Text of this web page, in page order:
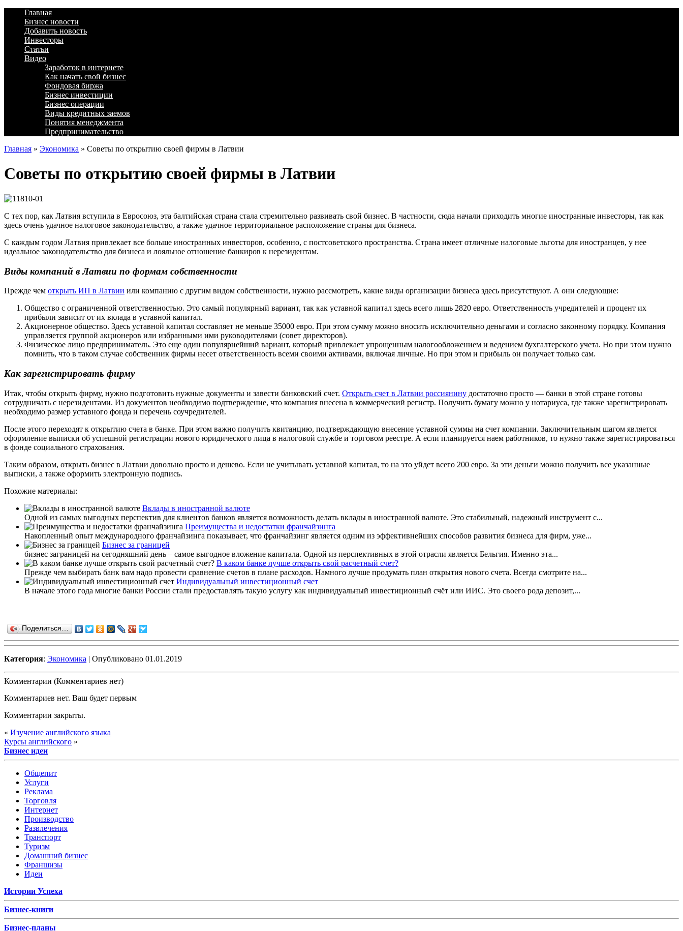
Главная
Бизнес новости
Добавить новость
Инвесторы
Статьи
Видео
Заработок в интернете
Как начать свой бизнес
Фондовая биржа
Бизнес инвестиции
Бизнес операции
Виды кредитных заемов
Понятия менеджмента
Предпринимательство
Главная » Экономика » Советы по открытию своей фирмы в Латвии
Советы по открытию своей фирмы в Латвии
С тех пор, как Латвия вступила в Евросоюз, эта балтийская страна стала стремительно развивать свой бизнес. В частности, сюда начали приходить многие иностранные инвесторы, так как
здесь очень удачное налоговое законодательство, а также удачное территориальное расположение страны для бизнеса.
С каждым годом Латвия привлекает все больше иностранных инвесторов, особенно, с постсоветского пространства. Страна имеет отличные налоговые льготы для иностранцев, у нее
идеальное законодательство для бизнеса и лояльное отношение банкиров к нерезидентам.
Виды компаний в Латвии по формам собственности
Прежде чем открыть ИП в Латвии или компанию с другим видом собственности, нужно рассмотреть, какие виды организации бизнеса здесь присутствуют. А они следующие:
Общество с ограниченной ответственностью. Это самый популярный вариант, так как уставной капитал здесь всего лишь 2820 евро. Ответственность учредителей и процент их
прибыли зависит от их вклада в уставной капитал.
Акционерное общество. Здесь уставной капитал составляет не меньше 35000 евро. При этом сумму можно вносить исключительно деньгами и согласно законному порядку. Компания
управляется группой акционеров или избранными ими руководителями (совет директоров).
Физическое лицо предприниматель. Это еще один популярнейший вариант, который привлекает упрощенным налогообложением и ведением бухгалтерского учета. Но при этом нужно
помнить, что в таком случае собственник фирмы несет ответственность всеми своими активами, включая личные. Но при этом и прибыль он получает только сам.
Как зарегистрировать фирму
Итак, чтобы открыть фирму, нужно подготовить нужные документы и завести банковский счет. Открыть счет в Латвии россиянину достаточно просто — банки в этой стране готовы
сотрудничать с нерезидентами. Из документов необходимо подтверждение, что компания внесена в коммерческий регистр. Получить бумагу можно у нотариуса, где также зарегистрировать
необходимо размер уставного фонда и перечень соучредителей.
После этого переходят к открытию счета в банке. При этом важно получить квитанцию, подтверждающую внесение уставной суммы на счет компании. Заключительным шагом является
оформление выписки об успешной регистрации нового юридического лица в налоговой службе и торговом реестре. А если планируется наем работников, то нужно также зарегистрироваться
в фонде социального страхования.
Таким образом, открыть бизнес в Латвии довольно просто и дешево. Если не учитывать уставной капитал, то на это уйдет всего 200 евро. За эти деньги можно получить все указанные
выписки, а также оформить электронную подпись.
Похожие материалы:
Вклады в иностранной валюте
Одной из самых выгодных перспектив для клиентов банков является возможность делать вклады в иностранной валюте. Это стабильный, надежный инструмент с...
Преимущества и недостатки франчайзинга
Накопленный опыт международного франчайзинга показывает, что франчайзинг является одним из эффективнейших способов развития бизнеса для фирм, уже...
Бизнес за границей
бизнес заграницей на сегодняшний день – самое выгодное вложение капитала. Одной из перспективных в этой отрасли является Бельгия. Именно эта...
В каком банке лучше открыть свой расчетный счет?
Прежде чем выбирать банк вам надо провести сравнение счетов в плане расходов. Намного лучше продумать план открытия нового счета. Всегда смотрите на...
Индивидуальный инвестиционный счет
В начале этого года многие банки России стали предоставлять такую услугу как индивидуальный инвестиционный счёт или ИИС. Это своего рода депозит,...
Поделиться…
Категория: Экономика | Опубликовано 01.01.2019
Комментарии (Комментариев нет)
Комментариев нет. Ваш будет первым
Комментарии закрыты.
« Изучение английского языка
Курсы английского »
Бизнес идеи
Общепит
Услуги
Реклама
Торговля
Интернет
Производство
Развлечения
Транспорт
Туризм
Домашний бизнес
Франшизы
Идеи
Истории Успеха
Бизнес-книги
Бизнес-планы